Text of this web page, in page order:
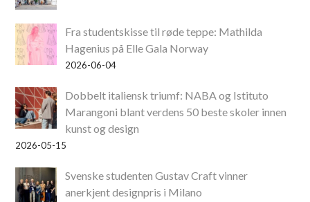
Fra studentskisse til røde teppe: Mathilda
Hagenius på Elle Gala Norway
2026-06-04
Dobbelt italiensk triumf: NABA og Istituto
Marangoni blant verdens 50 beste skoler innen
kunst og design
2026-05-15
Svenske studenten Gustav Craft vinner
anerkjent designpris i Milano